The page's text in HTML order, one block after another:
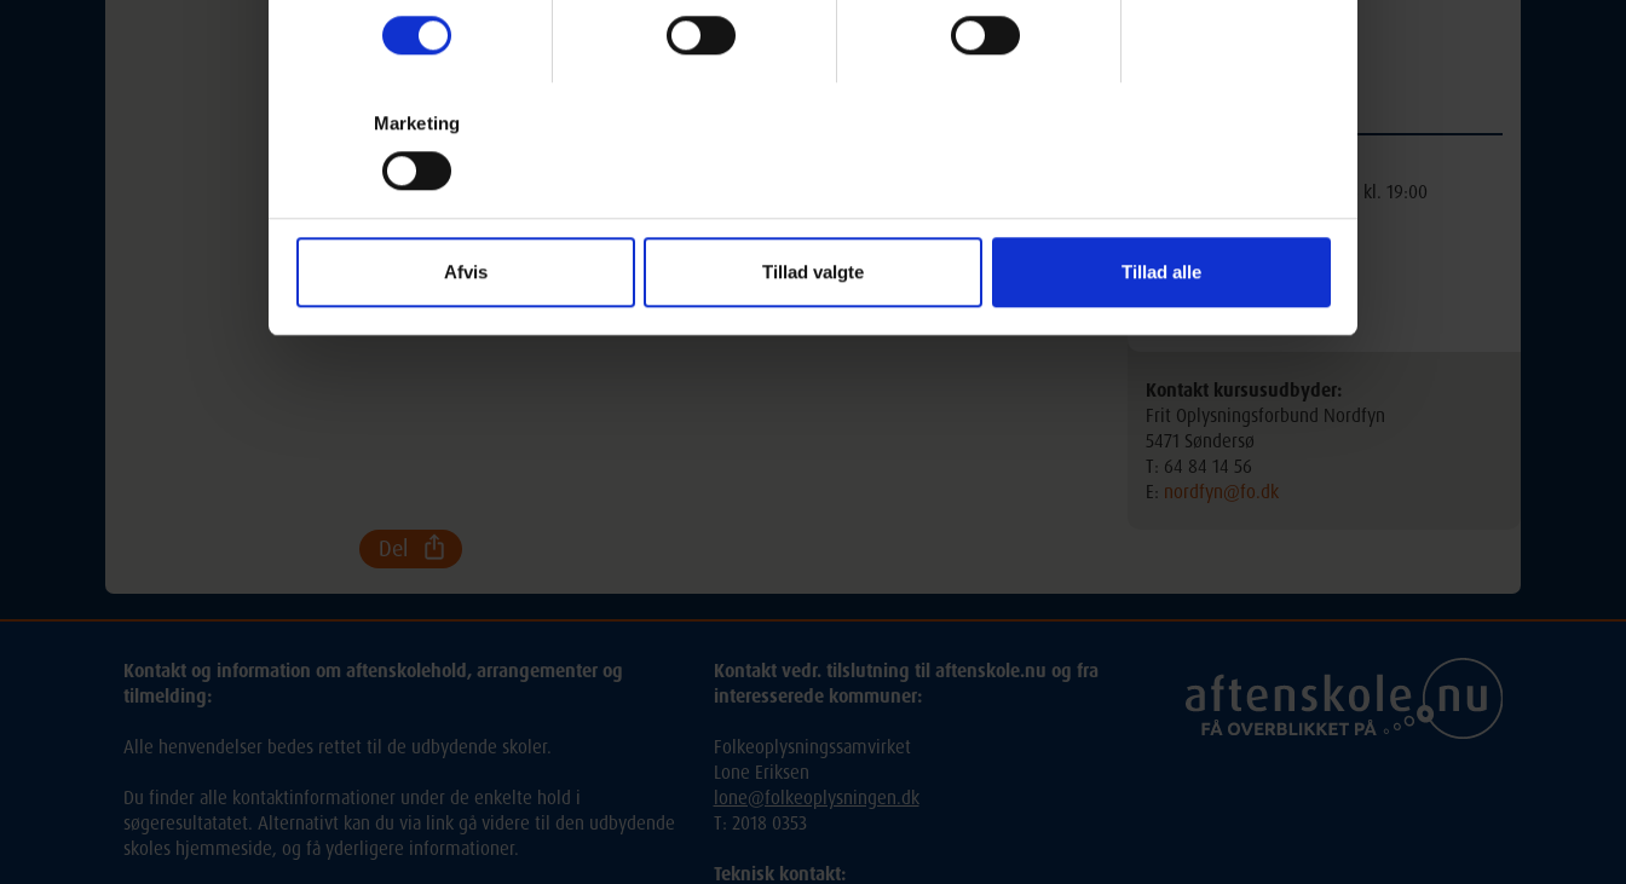
Marketing
Afvis Tillad valgte Tillad alle
mødegang:
29-10-2026 kl. 19:00
Holdnr:
26-240D
Lektioner:
Kontakt kursusudbyder:
Frit Oplysningsforbund Nordfyn
5471 Søndersø
T: 64 84 14 56
E: nordfyn@fo.dk
Del
Kontakt og information om aftenskolehold, arrangementer og
tilmelding:
Alle henvendelser bedes rettet til de udbydende skoler.
Du finder alle kontaktinformationer under de enkelte hold i
søgeresultatatet. Alternativt kan du via link gå videre til den udbydende
skoles hjemmeside, og få yderligere informationer.
Kontakt vedr. tilslutning til aftenskole.nu og fra
interesserede kommuner:
Folkeoplysningssamvirket
Lone Eriksen
lone@folkeoplysningen.dk
T: 2018 0353
Teknisk kontakt: